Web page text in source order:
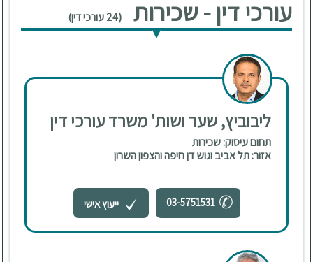
עורכי דין - שכירות (24 עורכי דין)
ליבוביץ, שער ושות' משרד עורכי דין
תחום עיסוק: שכירות
אזור: תל אביב וגוש דן חיפה והצפון השרון
03-5751531 ייעוץ אישי